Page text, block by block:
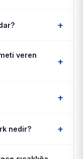
+
veren
+
+
nedir? +